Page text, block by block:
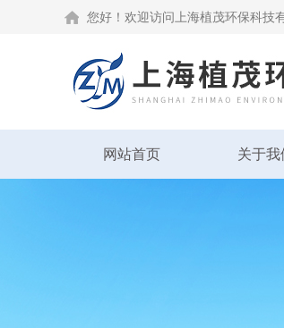
您好！欢迎访问上海植茂环保科技
网站首页 关于我